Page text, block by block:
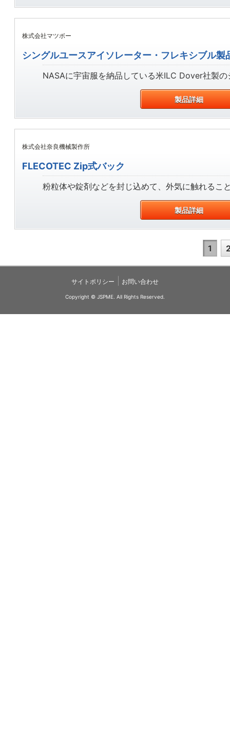
株式会社マツボー
シングルユースアイソレーター・フレキシブル製
NASAに宇宙服を納品している米ILC Dover社製
製品詳細
株式会社奈良機械製作所
FLECOTEC Zip式バック
粉粒体や錠剤などを封じ込めて、外気に触れるこ
製品詳細
1
サイトポリシー お問い合わせ
Copyright © JSPME. All Rights Reserved.